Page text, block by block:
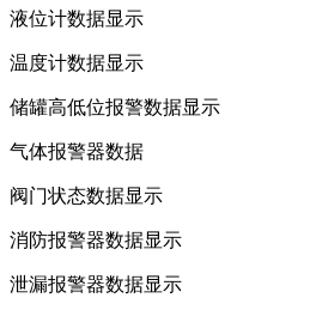
液位计数据显示
温度计数据显示
储罐高低位报警数据显示
气体报警器数据
阀门状态数据显示
消防报警器数据显示
泄漏报警器数据显示